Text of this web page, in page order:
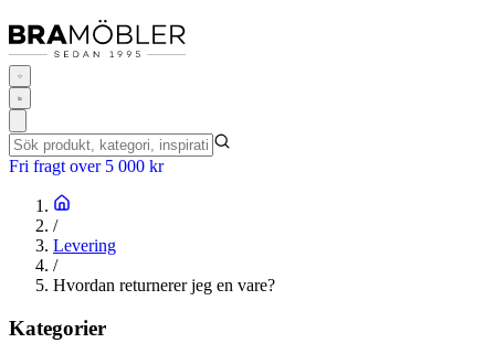
Fri fragt over 5 000 kr
/
Levering
/
Hvordan returnerer jeg en vare?
Kategorier